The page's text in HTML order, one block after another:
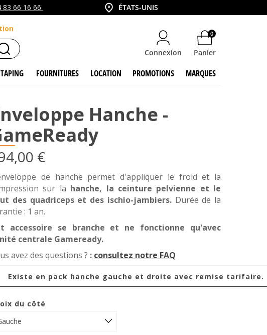
66 16 66 CountryÉTATS-UNIS
Connexion Panier
0
FOURNITURES LOCATION PROMOTIONS MARQUES
Hanche -
€
de hanche permet d'appliquer le froid et la
sur la hanche, la ceinture pelvienne et le
des quadriceps et des ischio-jambiers. Durée de la
: 1 an.
accessoire se branche et ne fonctionne qu'avec
centrale Gameready.
avez des questions ? : consultez notre FAQ
Existe en pack hanche gauche et droite avec remise tarifaire.
du côté